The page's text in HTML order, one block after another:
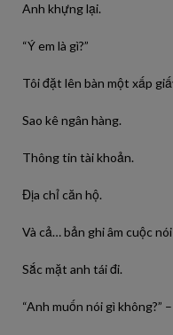
Anh khựng lại.
“Ý em là gì?”
Tôi đặt lên bàn một xấp
Sao kê ngân hàng.
Thông tin tài khoản.
Địa chỉ căn hộ.
Và cả… bản ghi âm cuộc
Sắc mặt anh tái đi.
“Anh muốn nói gì không?”